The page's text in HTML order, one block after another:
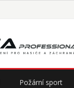
Požární sport